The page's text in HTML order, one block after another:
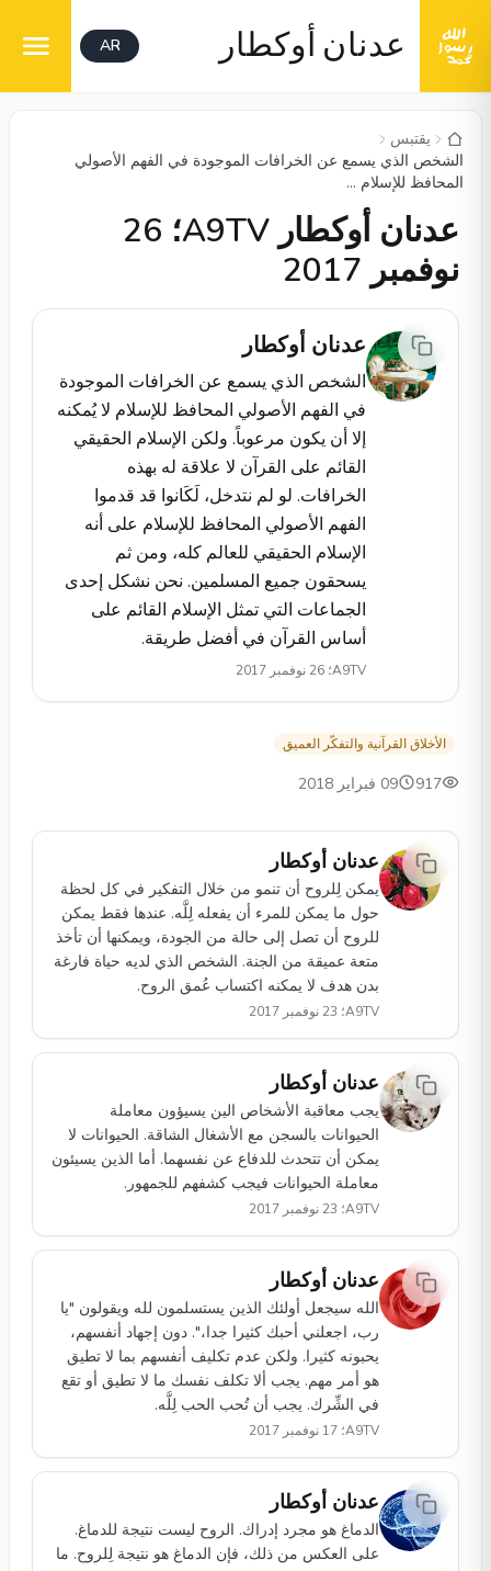
عدنان أوكطار AR
يقتبس
الشخص الذي يسمع عن الخرافات الموجودة في الفهم الأصولي
المحافظ للإسلام ...
عدنان أوكطار A9TV؛ 26
نوفمبر 2017
عدنان أوكطار
الشخص الذي يسمع عن الخرافات الموجودة
في الفهم الأصولي المحافظ للإسلام لا يُمكنه
إلا أن يكون مرعوباً. ولكن الإسلام الحقيقي
القائم على القرآن لا علاقة له بهذه
الخرافات. لو لم نتدخل، لَكَانوا قد قدموا
الفهم الأصولي المحافظ للإسلام على أنه
الإسلام الحقيقي للعالم كله، ومن ثم
يسحقون جميع المسلمين. نحن نشكل إحدى
الجماعات التي تمثل الإسلام القائم على
أساس القرآن في أفضل طريقة.
A9TV؛ 26 نوفمبر 2017
الأخلاق القرآنية والتفكّر العميق
917 09 فبراير 2018
عدنان أوكطار
يمكن لِلروح أن تنمو من خلال التفكير في كل لحظة
حول ما يمكن للمرء أن يفعله لِلَّه. عندها فقط يمكن
للروح أن تصل إلى حالة من الجودة، ويمكنها أن تأخذ
متعة عميقة من الجنة. الشخص الذي لديه حياة فارغة
بدن هدف لا يمكنه اكتساب عُمق الروح.
A9TV؛ 23 نوفمبر 2017
عدنان أوكطار
يجب معاقبة الأشخاص الين يسيؤون معاملة
الحيوانات بالسجن مع الأشغال الشاقة. الحيوانات لا
يمكن أن تتحدث للدفاع عن نفسهما. أما الذين يسيئون
معاملة الحيوانات فيجب كشفهم للجمهور.
A9TV؛ 23 نوفمبر 2017
عدنان أوكطار
الله سيجعل أولئك الذين يستسلمون لله ويقولون "يا
رب، اجعلني أحبك كثيرا جدا،". دون إجهاد أنفسهم،
يحبونه كثيرا. ولكن عدم تكليف أنفسهم بما لا تطيق
هو أمر مهم. يجب ألا تكلف نفسك ما لا تطيق أو تقع
في الشِّرك. يجب أن تُحب الحب لِلَّه.
A9TV؛ 17 نوفمبر 2017
عدنان أوكطار
الدماغ هو مجرد إدراك. الروح ليست نتيجة للدماغ.
على العكس من ذلك، فإن الدماغ هو نتيجة لِلروح. ما